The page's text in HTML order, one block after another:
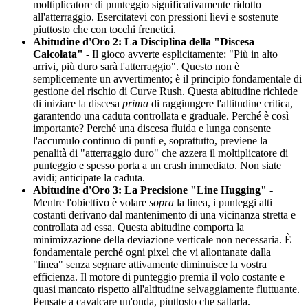
moltiplicatore di punteggio significativamente ridotto
all'atterraggio. Esercitatevi con pressioni lievi e sostenute
piuttosto che con tocchi frenetici.
Abitudine d'Oro 2: La Disciplina della "Discesa
Calcolata" - Il gioco avverte esplicitamente: "Più in alto
arrivi, più duro sarà l'atterraggio". Questo non è
semplicemente un avvertimento; è il principio fondamentale di
gestione del rischio di Curve Rush. Questa abitudine richiede
di iniziare la discesa prima di raggiungere l'altitudine critica,
garantendo una caduta controllata e graduale. Perché è così
importante? Perché una discesa fluida e lunga consente
l'accumulo continuo di punti e, soprattutto, previene la
penalità di "atterraggio duro" che azzera il moltiplicatore di
punteggio e spesso porta a un crash immediato. Non siate
avidi; anticipate la caduta.
Abitudine d'Oro 3: La Precisione "Line Hugging" -
Mentre l'obiettivo è volare sopra la linea, i punteggi alti
costanti derivano dal mantenimento di una vicinanza stretta e
controllata ad essa. Questa abitudine comporta la
minimizzazione della deviazione verticale non necessaria. È
fondamentale perché ogni pixel che vi allontanate dalla
"linea" senza segnare attivamente diminuisce la vostra
efficienza. Il motore di punteggio premia il volo costante e
quasi mancato rispetto all'altitudine selvaggiamente fluttuante.
Pensate a cavalcare un'onda, piuttosto che saltarla.